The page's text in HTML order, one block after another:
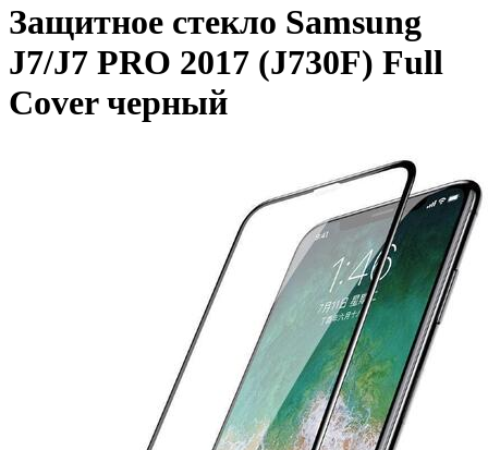
Защитное стекло Samsung
J7/J7 PRO 2017 (J730F) Full
Cover черный